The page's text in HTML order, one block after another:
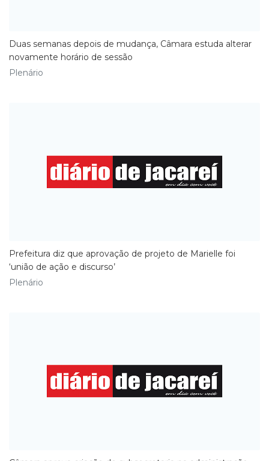
Duas semanas depois de mudança, Câmara estuda alterar
novamente horário de sessão
Plenário
Prefeitura diz que aprovação de projeto de Marielle foi
‘união de ação e discurso’
Plenário